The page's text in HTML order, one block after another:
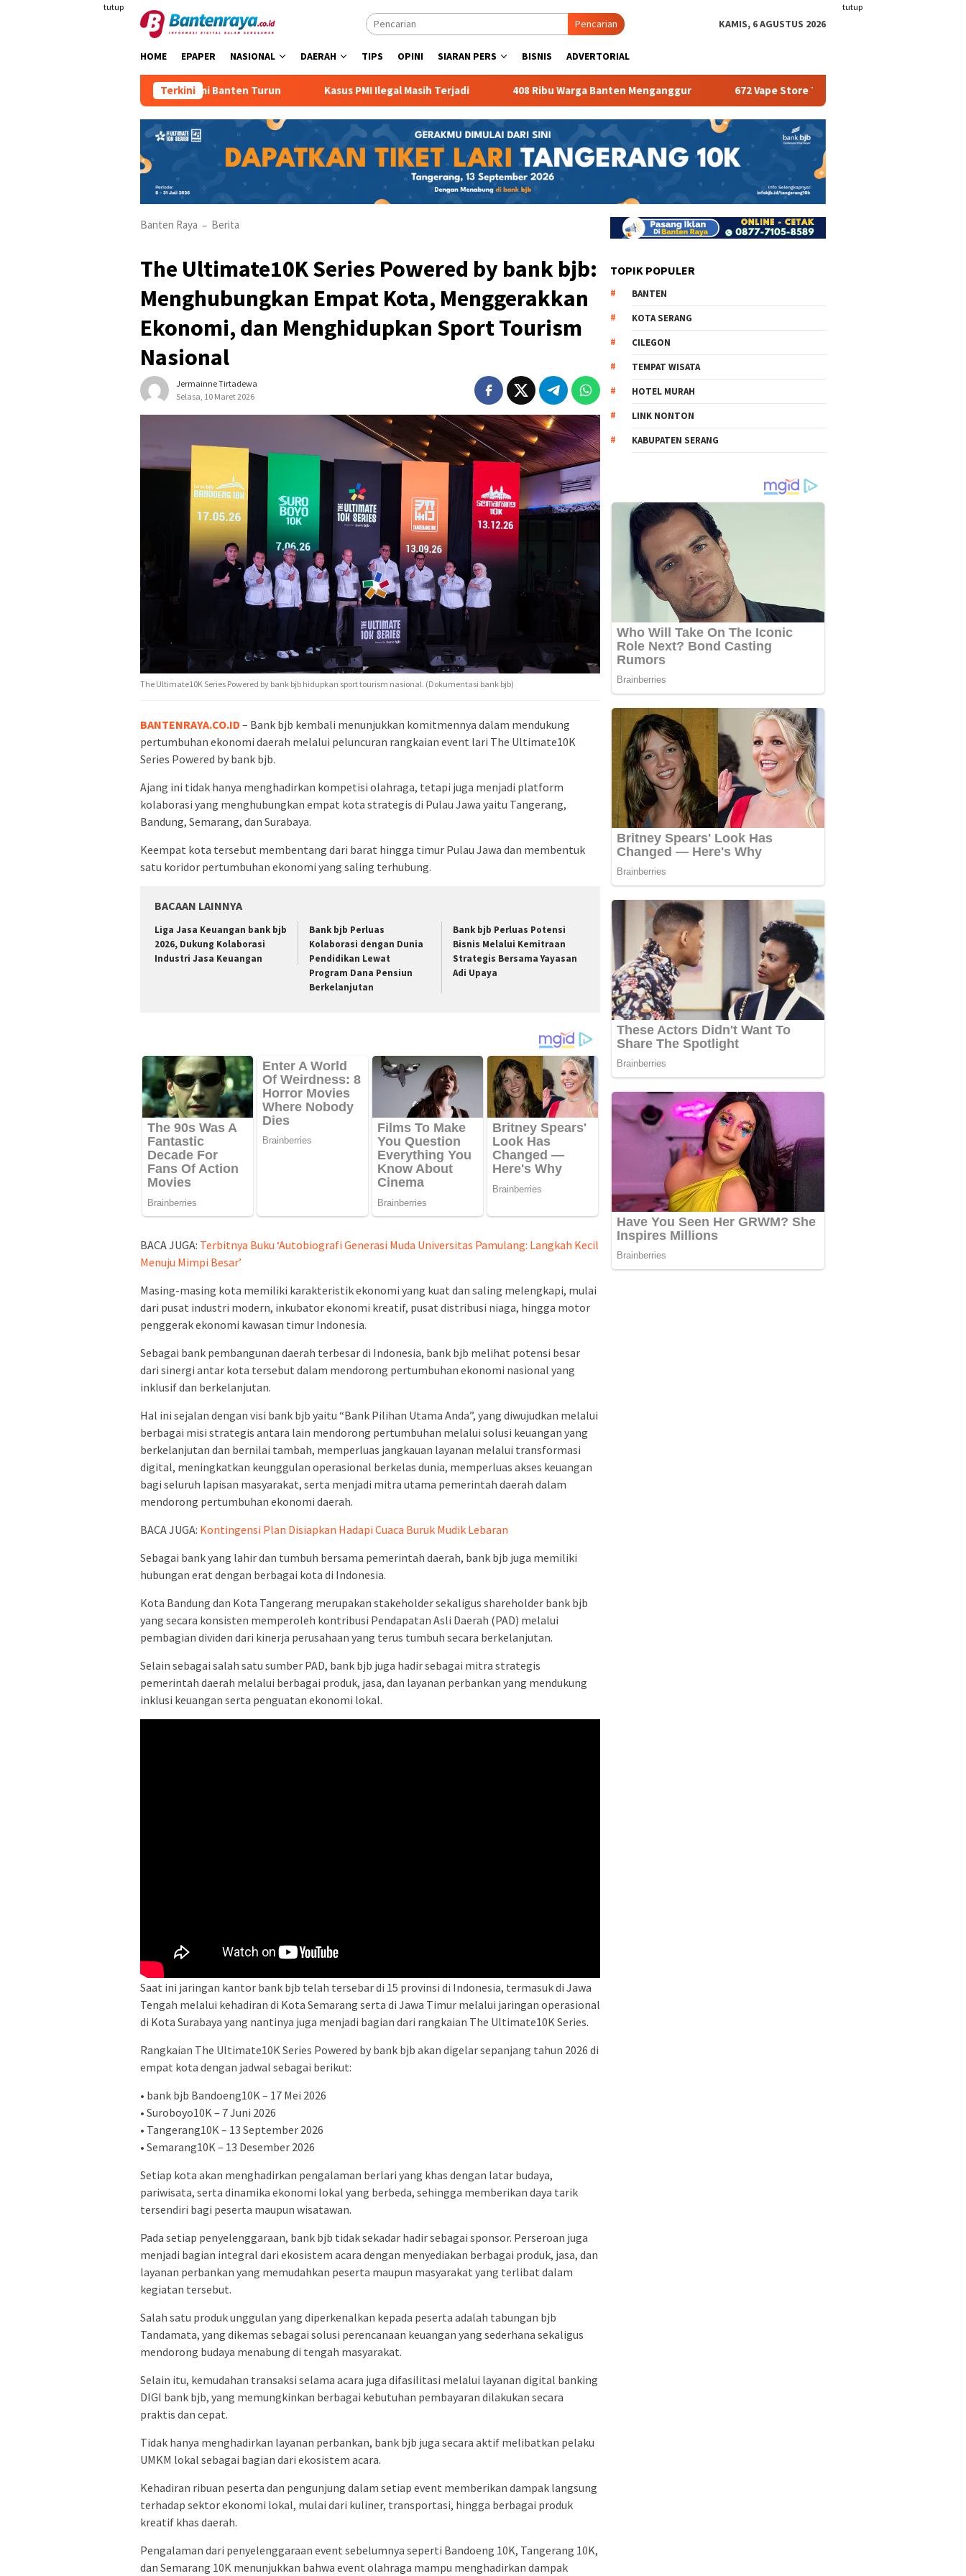
tutup tutup
Pencarian KAMIS, 6 AGUSTUS 2026
HOME EPAPER NASIONAL DAERAH TIPS OPINI SIARAN PERS BISNIS ADVERTORIAL
Terkini
Pertumbuhan Ekonomi Banten Turun Kasus PMI Ilegal Masih Terjadi 408 Ribu Warga Banten Menganggur 672 Vape Store Terancam Tutup
Banten Raya – Berita
The Ultimate10K Series Powered by bank bjb:
Menghubungkan Empat Kota, Menggerakkan
Ekonomi, dan Menghidupkan Sport Tourism
Nasional
Jermainne Tirtadewa
Selasa, 10 Maret 2026
The Ultimate10K Series Powered by bank bjb hidupkan sport tourism nasional. (Dokumentasi bank bjb)
BANTENRAYA.CO.ID – Bank bjb kembali menunjukkan komitmennya dalam mendukung
pertumbuhan ekonomi daerah melalui peluncuran rangkaian event lari The Ultimate10K
Series Powered by bank bjb.
Ajang ini tidak hanya menghadirkan kompetisi olahraga, tetapi juga menjadi platform
kolaborasi yang menghubungkan empat kota strategis di Pulau Jawa yaitu Tangerang,
Bandung, Semarang, dan Surabaya.
Keempat kota tersebut membentang dari barat hingga timur Pulau Jawa dan membentuk
satu koridor pertumbuhan ekonomi yang saling terhubung.
BACAAN LAINNYA
Liga Jasa Keuangan bank bjb
2026, Dukung Kolaborasi
Industri Jasa Keuangan
Bank bjb Perluas
Kolaborasi dengan Dunia
Pendidikan Lewat
Program Dana Pensiun
Berkelanjutan
Bank bjb Perluas Potensi
Bisnis Melalui Kemitraan
Strategis Bersama Yayasan
Adi Upaya
BACA JUGA: Terbitnya Buku ‘Autobiografi Generasi Muda Universitas Pamulang: Langkah Kecil
Menuju Mimpi Besar’
Masing-masing kota memiliki karakteristik ekonomi yang kuat dan saling melengkapi, mulai
dari pusat industri modern, inkubator ekonomi kreatif, pusat distribusi niaga, hingga motor
penggerak ekonomi kawasan timur Indonesia.
Sebagai bank pembangunan daerah terbesar di Indonesia, bank bjb melihat potensi besar
dari sinergi antar kota tersebut dalam mendorong pertumbuhan ekonomi nasional yang
inklusif dan berkelanjutan.
Hal ini sejalan dengan visi bank bjb yaitu “Bank Pilihan Utama Anda”, yang diwujudkan melalui
berbagai misi strategis antara lain mendorong pertumbuhan melalui solusi keuangan yang
berkelanjutan dan bernilai tambah, memperluas jangkauan layanan melalui transformasi
digital, meningkatkan keunggulan operasional berkelas dunia, memperluas akses keuangan
bagi seluruh lapisan masyarakat, serta menjadi mitra utama pemerintah daerah dalam
mendorong pertumbuhan ekonomi daerah.
BACA JUGA: Kontingensi Plan Disiapkan Hadapi Cuaca Buruk Mudik Lebaran
Sebagai bank yang lahir dan tumbuh bersama pemerintah daerah, bank bjb juga memiliki
hubungan erat dengan berbagai kota di Indonesia.
Kota Bandung dan Kota Tangerang merupakan stakeholder sekaligus shareholder bank bjb
yang secara konsisten memperoleh kontribusi Pendapatan Asli Daerah (PAD) melalui
pembagian dividen dari kinerja perusahaan yang terus tumbuh secara berkelanjutan.
Selain sebagai salah satu sumber PAD, bank bjb juga hadir sebagai mitra strategis
pemerintah daerah melalui berbagai produk, jasa, dan layanan perbankan yang mendukung
inklusi keuangan serta penguatan ekonomi lokal.
Saat ini jaringan kantor bank bjb telah tersebar di 15 provinsi di Indonesia, termasuk di Jawa
Tengah melalui kehadiran di Kota Semarang serta di Jawa Timur melalui jaringan operasional
di Kota Surabaya yang nantinya juga menjadi bagian dari rangkaian The Ultimate10K Series.
Rangkaian The Ultimate10K Series Powered by bank bjb akan digelar sepanjang tahun 2026 di
empat kota dengan jadwal sebagai berikut:
• bank bjb Bandoeng10K – 17 Mei 2026
• Suroboyo10K – 7 Juni 2026
• Tangerang10K – 13 September 2026
• Semarang10K – 13 Desember 2026
Setiap kota akan menghadirkan pengalaman berlari yang khas dengan latar budaya,
pariwisata, serta dinamika ekonomi lokal yang berbeda, sehingga memberikan daya tarik
tersendiri bagi peserta maupun wisatawan.
Pada setiap penyelenggaraan, bank bjb tidak sekadar hadir sebagai sponsor. Perseroan juga
menjadi bagian integral dari ekosistem acara dengan menyediakan berbagai produk, jasa, dan
layanan perbankan yang memudahkan peserta maupun masyarakat yang terlibat dalam
kegiatan tersebut.
Salah satu produk unggulan yang diperkenalkan kepada peserta adalah tabungan bjb
Tandamata, yang dikemas sebagai solusi perencanaan keuangan yang sederhana sekaligus
mendorong budaya menabung di tengah masyarakat.
Selain itu, kemudahan transaksi selama acara juga difasilitasi melalui layanan digital banking
DIGI bank bjb, yang memungkinkan berbagai kebutuhan pembayaran dilakukan secara
praktis dan cepat.
Tidak hanya menghadirkan layanan perbankan, bank bjb juga secara aktif melibatkan pelaku
UMKM lokal sebagai bagian dari ekosistem acara.
Kehadiran ribuan peserta dan pengunjung dalam setiap event memberikan dampak langsung
terhadap sektor ekonomi lokal, mulai dari kuliner, transportasi, hingga berbagai produk
kreatif khas daerah.
Pengalaman dari penyelenggaraan event sebelumnya seperti Bandoeng 10K, Tangerang 10K,
dan Semarang 10K menunjukkan bahwa event olahraga mampu menghadirkan dampak
TOPIK POPULER
BANTEN
KOTA SERANG
CILEGON
TEMPAT WISATA
HOTEL MURAH
LINK NONTON
KABUPATEN SERANG